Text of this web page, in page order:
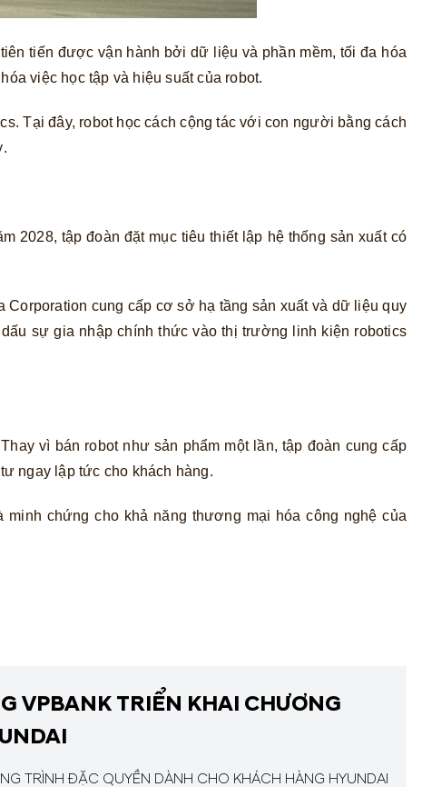
tiến được vận hành bởi dữ liệu và phần mềm, tối đa hóa
việc học tập và hiệu suất của robot.
Tại đây, robot học cách cộng tác với con người bằng cách
2028, tập đoàn đặt mục tiêu thiết lập hệ thống sản xuất có
cung cấp cơ sở hạ tầng sản xuất và dữ liệu quy
sự gia nhập chính thức vào thị trường linh kiện robotics
vì bán robot như sản phẩm một lần, tập đoàn cung cấp
ngay lập tức cho khách hàng.
chứng cho khả năng thương mại hóa công nghệ của
VPBANK TRIỂN KHAI CHƯƠNG
TRÌNH ĐẶC QUYỀN DÀNH CHO KHÁCH HÀNG HYUNDAI